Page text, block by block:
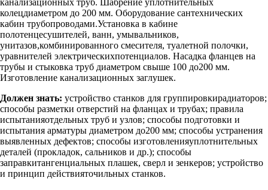
канализационных труб. Шабрение уплотнительных
колецдиаметром до 200 мм. Оборудование сантехнических
кабин трубопроводами.Установка в кабине
полотенцесушителей, ванн, умывальников,
унитазов,комбинированного смесителя, туалетной полочки,
уравнителей электрическихпотенциалов. Насадка фланцев на
трубы и стыковка труб диаметром свыше 100 до200 мм.
Изготовление канализационных заглушек.
Должен знать: устройство станков для группировкирадиаторов;
способы разметки отверстий на фланцах и трубах; правила
испытанияотдельных труб и узлов; способы подготовки и
испытания арматуры диаметром до200 мм; способы устранения
выявленных дефектов; способы изготовленияуплотнительных
деталей (прокладок, сальников и др.); способы
заправкитангенциальных плашек, сверл и зенкеров; устройство
и принцип действияточильных станков.